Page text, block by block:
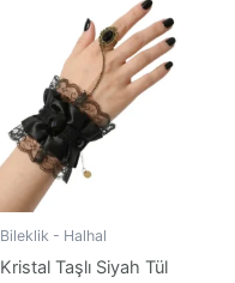
Bileklik - Halhal
Kristal Taşlı Siyah Tül